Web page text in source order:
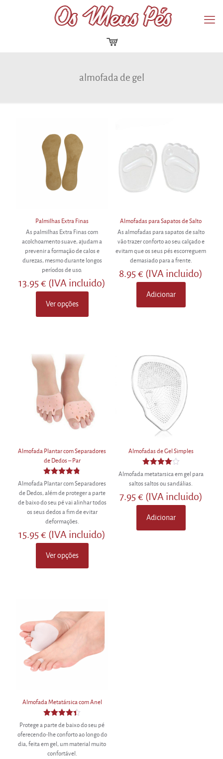
almofada de gel
Palmilhas Extra Finas
As palmilhas Extra Finas com
acolchoamento suave, ajudam a
prevenir a formação de calos e
durezas, mesmo durante longos
períodos de uso.
13.95€ (IVA incluido)
Ver opções
product
The
options
may
chosen
the
product
Almofadas para Sapatos de Salto
As almofadas para sapatos de salto
vão trazer conforto ao seu calçado e
evitam que os seus pés escorreguem
demasiado para a frente.
8.95€ (IVA incluido)
Adicionar
Almofada Plantar com Separadores
de Dedos – Par
Avaliação
4.80
de 5
Almofada Plantar com Separadores
de Dedos, além de proteger a parte
de baixo do seu pé vai alinhar todos
os seus dedos a fim de evitar
deformações.
15.95€ (IVA incluido)
Ver opções
product
options
may
chosen
on
the
product
Almofadas de Gel Simples
Avaliação
4.00
de 5
Almofada metatarsica em gel para
saltos saltos ou sandálias.
7.95€ (IVA incluido)
Adicionar
Almofada Metatársica com Anel
Avaliação
de 5
Protege a parte de baixo do seu pé
oferecendo-lhe conforto ao longo do
dia, feita em gel, um material muito
confortável.